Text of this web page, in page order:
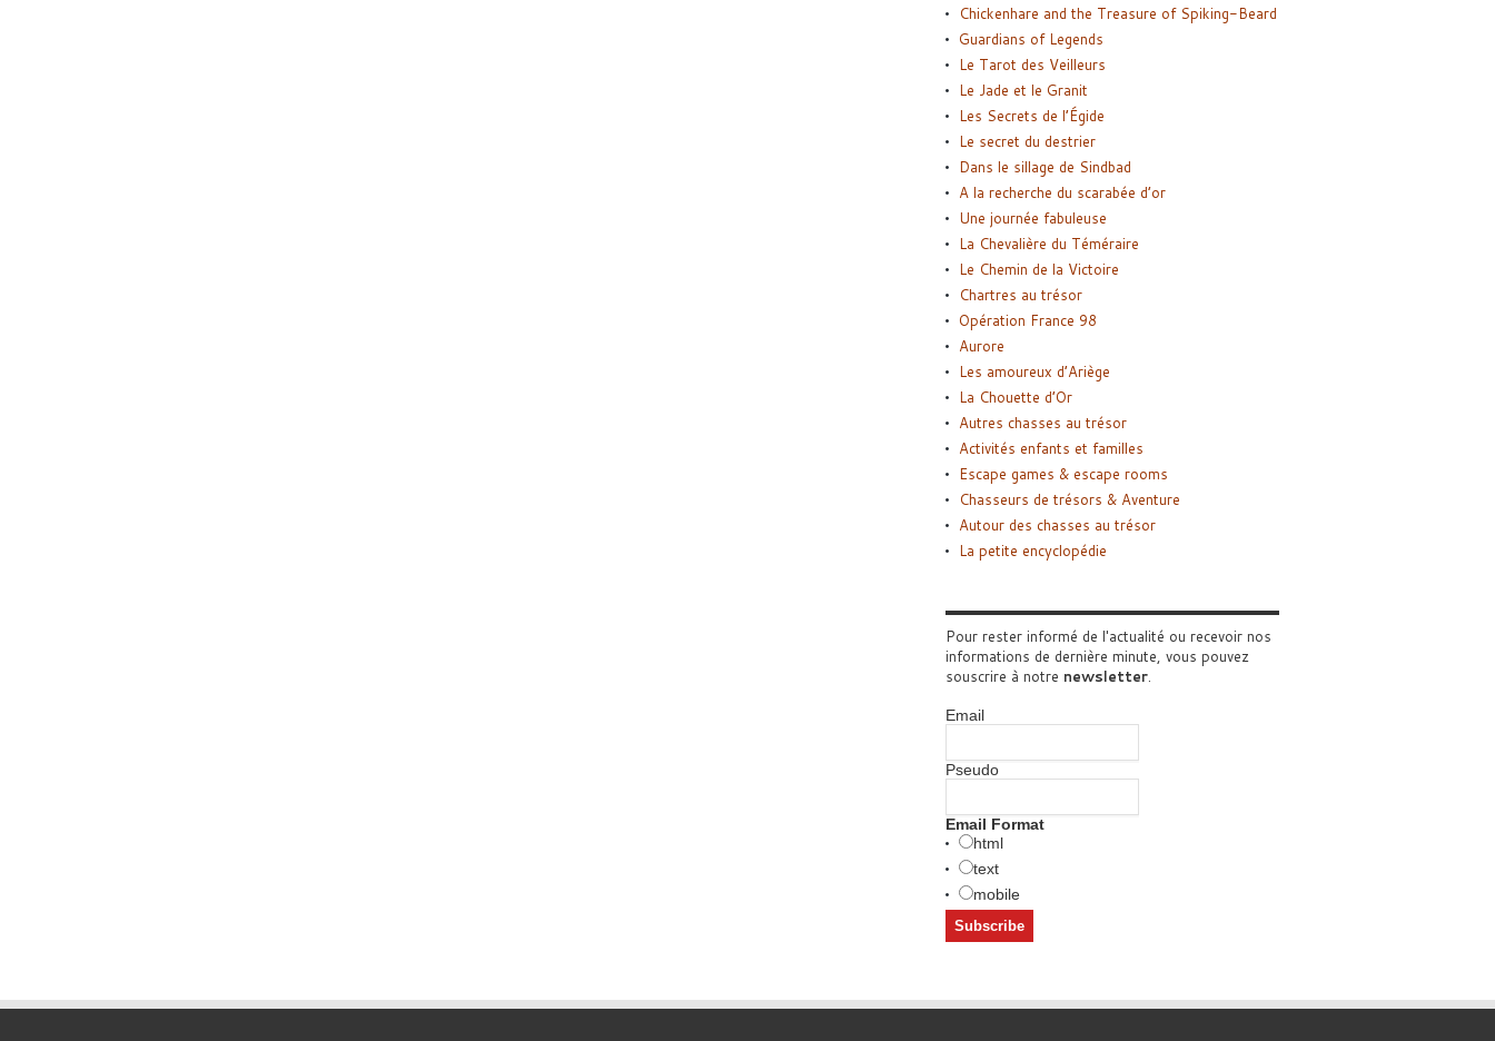
Chickenhare and the Treasure of Spiking-Beard
Guardians of Legends
Le Tarot des Veilleurs
Le Jade et le Granit
Les Secrets de l’Égide
Le secret du destrier
Dans le sillage de Sindbad
A la recherche du scarabée d’or
Une journée fabuleuse
La Chevalière du Téméraire
Le Chemin de la Victoire
Chartres au trésor
Opération France 98
Aurore
Les amoureux d’Ariège
La Chouette d’Or
Autres chasses au trésor
Activités enfants et familles
Escape games & escape rooms
Chasseurs de trésors & Aventure
Autour des chasses au trésor
La petite encyclopédie
Pour rester informé de l'actualité ou recevoir nos
informations de dernière minute, vous pouvez
souscrire à notre newsletter.
Email
Pseudo
Email Format
html
text
mobile